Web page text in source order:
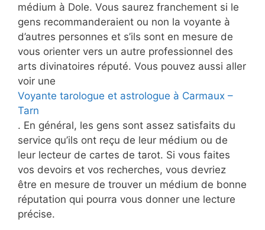
médium à Dole. Vous saurez franchement si le
gens recommanderaient ou non la voyante à
d’autres personnes et s’ils sont en mesure de
vous orienter vers un autre professionnel des
arts divinatoires réputé. Vous pouvez aussi aller
voir une
Voyante tarologue et astrologue à Carmaux –
Tarn
. En général, les gens sont assez satisfaits du
service qu’ils ont reçu de leur médium ou de
leur lecteur de cartes de tarot. Si vous faites
vos devoirs et vos recherches, vous devriez
être en mesure de trouver un médium de bonne
réputation qui pourra vous donner une lecture
précise.